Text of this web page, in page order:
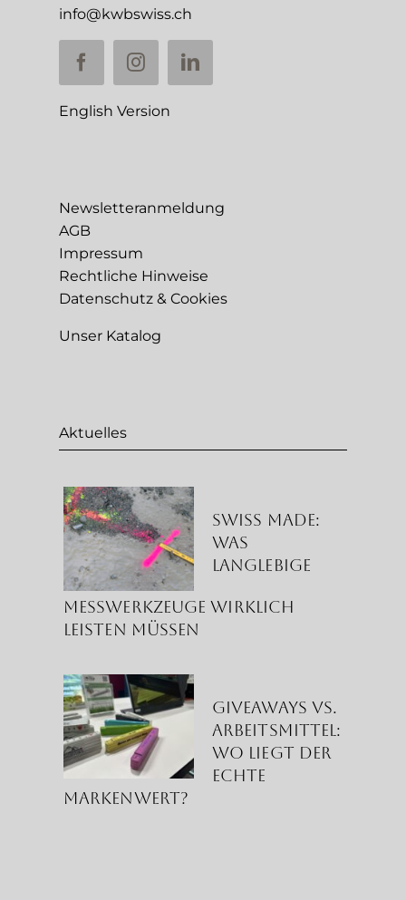
info@kwbswiss.ch
English Version
Newsletteranmeldung
AGB
Impressum
Rechtliche Hinweise
Datenschutz & Cookies
Unser Katalog
Aktuelles
Swiss Made:
Was
langlebige
Messwerkzeuge wirklich
leisten müssen
Giveaways vs.
Arbeitsmittel:
Wo liegt der
echte
Markenwert?